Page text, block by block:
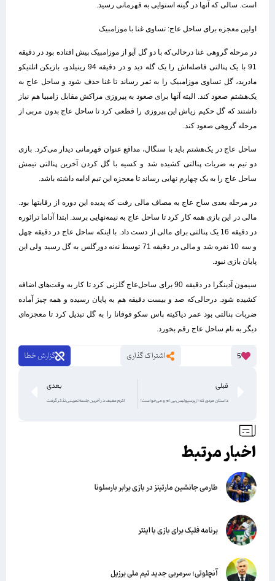
است. ‏سالی که آنها در گینه استوایی به قهرمانی رسید.
اولین معجزه برای ساحل عاج: تساوی غنا با موزامبیک
در مرحله گروهی غنا درحالی‌که با دو گل آیو از موزامبیک پیش افتاده بود در دقیقه
91 با ‏یک پنالتی فاصله‌اش را یک گله دید و در دقیقه 94 رینیلدو، بازیکن اتلتیکو
مادرید، گل ‏تساوی موزامبیک را به ثمر رساند تا غنا حذف شود و ساحل عاج به
یک‌هشتم صعود ‏کند. البته آنها برای صعود به پیروزی مراکش مقابل زامبیا هم نیاز
داشتند که گل حکیم ‏زیاش این پیروزی را قطعی کرد تا ساحل عاج بدون مربی از
مرحله گروهی صعود کند. ‏
ساحل عاج در یک‌هشتم باید با سنگال، مدافع عنوان قهرمانی دیدار می‌کرد. بازی
دو تیم ‏به ضربات پنالتی کشیده شد و کسیه با گل کردن آخرین پنالتی تیمش
ساحل عاج را به ‏یک چهارم نهایی رساند تا معجزه این تیم ادامه داشته باشد.
در مرحله بعدی ساح عاج به مصاف مالی رفت که پدیده این دوره از رقابتها بود.
مالی در ‏این بازی همه کار کرد تا ساحل عاج به نیمه‌نهایی برسد. ابتدا آداما ترائوره
در دقیقه 16 ‏یک پنالتی برای مالی از دست داد. با اینکه ساحل عاج در دقیقه چهل
و سه 10 نفره شد و ‏مالی در دقیقه 71 توسط نه‌نه دورگلس به گل رسید ولی این
پایان بازی نبود. ‏
سیمون آدینگرا در دقیقه 90 برای ساحل‌عاج گلزنی کرد تا کار به وقت‌های اضافه
کشیده ‏شود. درحالی‌که صد و بیست دقیقه هم به پایان رسیده و همه چیز آماده
ضربات پنالتی ‏بود عمر دیاکیته پاس سکو فوفانا را به گل تبدیل کرد تا معجزه‌ای
دیگر به نام ساحل عاج ‏رقم بخورد.
5 اشتراک گذاری گزارش خطا
قبلی
داستان مردی که از پرسپولیس بی ام و می‌خواست!
بعدی
اکرم عفیف در آخرین جلسه تمرینی تذکر گرفت
اخبار مرتبط
طارمی جانشین مارتینز در بازی برابر بارسلونا
برنامه فلیک برای بازی با اینتر
آنچلوتی؛ سرمربی جدید تیم ملی برزیل